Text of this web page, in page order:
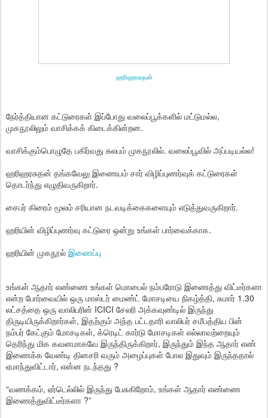
ஹரிஹரசுதன்
நேர்த்தியான கட்டுரைகள் இப்போது வலைப்பூக்களில் மட்டுமல்ல,
முகநூலிலும் வாசிக்கக் கிடைக்கின்றன.
வாசிக்கும்பொழுதே பகிர்வது சுலபம் முகநூலில். வலைப்பூவில் அப்படியல்ல!
ஹரிஹரசுதன் தங்கவேலு இணையம் சார் விழிப்புணர்வுக் கட்டுரைகள்
தொடர்ந்து எழுதிவருகிறார்.
சைபர் கிரைம் மூலம் சரியான நடவடிக்கைகளையும் எடுத்துவருகிறார்.
ஹரியின் விழிப்புணர்வு கட்டுரை ஒன்று உங்கள் பார்வைக்காக.
ஹரியின் முகநூல் இணைப்பு
உங்கள் ஆதார் எண்ணை உங்கள் மொபைல் நம்பரோடு இணைத்து விட்டீர்களா
என்ற போர்வையில் ஒரு மாஸ்டர் மைண்ட் மோசடியை நிகழ்த்தி, சுமார் 1.30
லட்சத்தை ஒரு வாலிபரின் ICICI சேலரி அக்கவுண்டில் இருந்து
திருடியிருக்கிறார்கள், இதற்கும் அந்த பட்டதாரி வாலிபர் சமீபத்திய பின்
நம்பர் கேட்கும் மோசடிகள், க்ரெடிட் கார்டு மோசடிகள் எல்லாவற்றையும்
தெரிந்து மிக கவனமாகவே இருந்திருக்கிறார், இருந்தும் இந்த ஆதார் எண்
இணைக்க வேண்டி தினசரி வரும் அழைப்புகள் போல இதுவும் இருந்ததால்
ஏமாந்துவிட்டார், என்ன நடந்தது ?
“வணக்கம், ஏர்டெல்லில் இருந்து பேசுகிறோம், உங்கள் ஆதார் எண்ணை
இணைத்துவிட்டீர்களா ?”